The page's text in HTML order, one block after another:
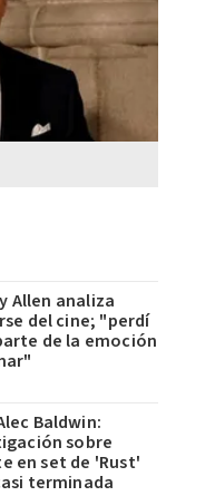
Allen analiza
del cine; "perdí
de la emoción
Baldwin:
sobre
en set de 'Rust'
terminada